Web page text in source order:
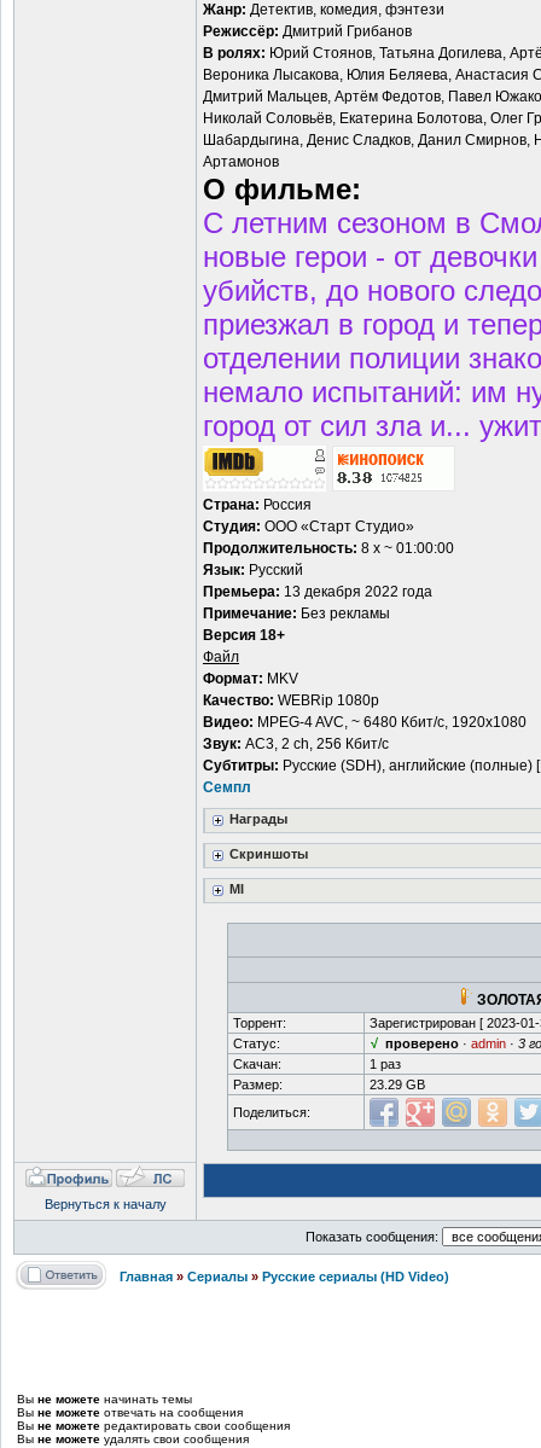
Жанр: Детектив, комедия, фэнтези
Режиссёр: Дмитрий Грибанов
В ролях: Юрий Стоянов, Татьяна Догилева,
Вероника Лысакова, Юлия Беляева, Анастасия
Дмитрий Мальцев, Артём Федотов, Павел
Николай Соловьёв, Екатерина Болотова, Олег
Шабардыгина, Денис Сладков, Данил Смирнов,
Артамонов
О фильме:
С летним сезоном в
новые герои - от
убийств, до нового
приезжал в город и
отделении полиции
немало испытаний: им
город от сил зла и...
Страна: Россия
Студия: OOO «Старт Студио»
Продолжительность: 8 х ~ 01:00:00
Язык: Русский
Премьера: 13 декабря 2022 года
Примечание: Без рекламы
Версия 18+
Файл
Формат: MKV
Качество: WEBRip 1080p
Видео: MPEG-4 AVC, ~ 6480 Кбит/с, 1920x1080
Звук: AC3, 2 ch, 256 Кбит/с
Субтитры: Русские (SDH), английские (полные)
Семпл
Награды
Скриншоты
MI
Торрент: Зарегистрирован [ 2023-
Статус:
√ проверено · admin · 3
Скачан:
1 раз
Размер:
23.29 GB
Поделиться:
Вернуться к началу
Показать сообщения:
Главная » Сериалы » Русские сериалы (HD Video)
Вы не можете начинать темы
Вы не можете отвечать на сообщения
Вы не можете редактировать свои сообщения
Вы не можете удалять свои сообщения